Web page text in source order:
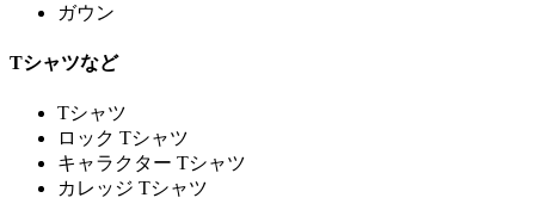
ガウン
Tシャツなど
Tシャツ
ロック Tシャツ
キャラクター Tシャツ
カレッジ Tシャツ